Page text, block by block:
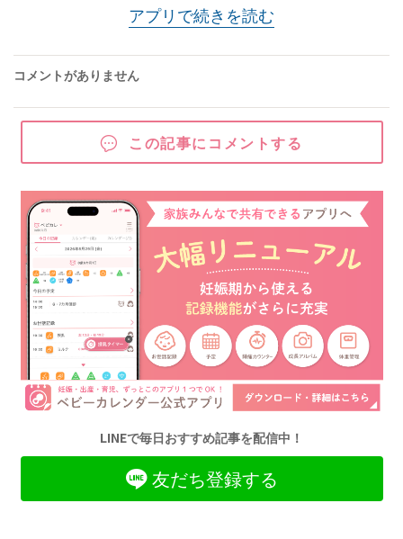
アプリで続きを読む
コメントがありません
この記事にコメントする
LINEで毎日おすすめ記事を配信中！
友だち登録する